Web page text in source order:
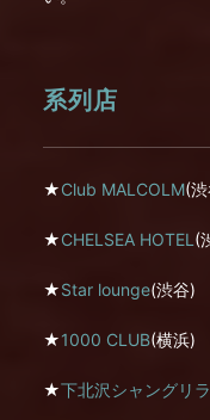
系列店
★Club MALCOLM(
★CHELSEA HOTEL (
★Star lounge(渋谷)
★1000 CLUB(横浜)
★下北沢シャングリラ